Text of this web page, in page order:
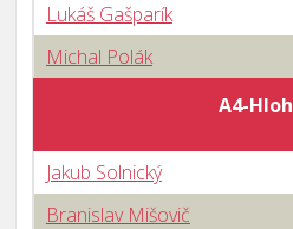
Lukáš Gašparík
Michal Polák
A4-
Jakub Solnický
Branislav Mišovič